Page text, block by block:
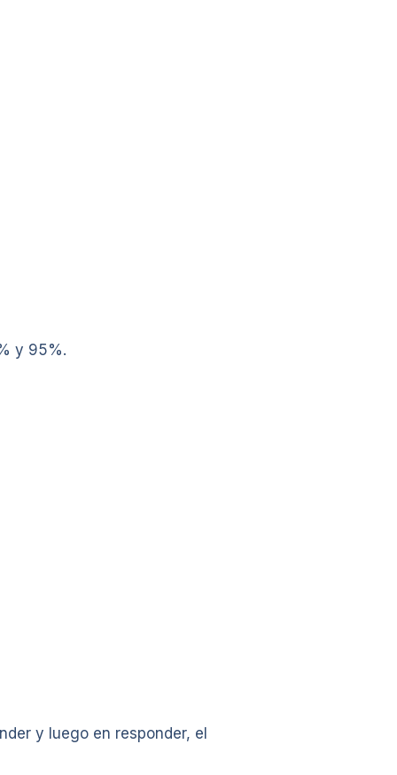
y 95%.
y luego en responder, el